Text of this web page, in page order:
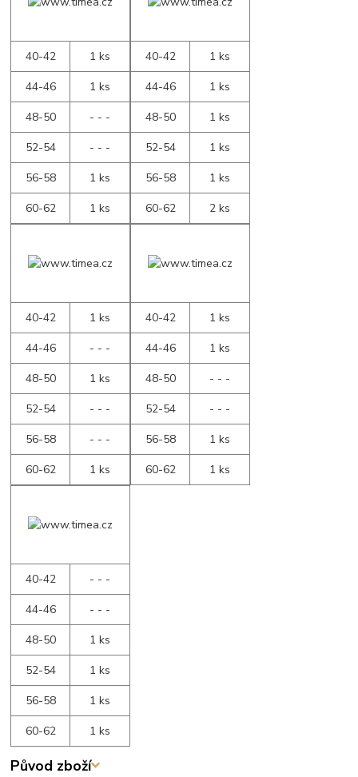
40-42
1 ks
44-46
1 ks
48-50
- - -
52-54
- - -
56-58
1 ks
60-62
1 ks
40-42
1 ks
44-46
1 ks
48-50
1 ks
52-54
1 ks
56-58
1 ks
60-62
2 ks
40-42
1 ks
44-46
- - -
48-50
1 ks
52-54
- - -
56-58
- - -
60-62
1 ks
40-42
1 ks
44-46
1 ks
48-50
- - -
52-54
- - -
56-58
1 ks
60-62
1 ks
40-42
- - -
44-46
- - -
48-50
1 ks
52-54
1 ks
56-58
1 ks
60-62
1 ks
Původ zboží